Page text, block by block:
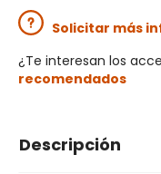
Solicitar más
¿Te interesan los
recomendados
Descripción